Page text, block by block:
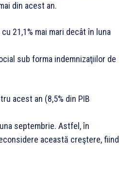
din acest an.
21,1% mai mari decât în luna
sub forma indemnizaţiilor de
acest an (8,5% din PIB
septembrie. Astfel, în
această creştere, fiind